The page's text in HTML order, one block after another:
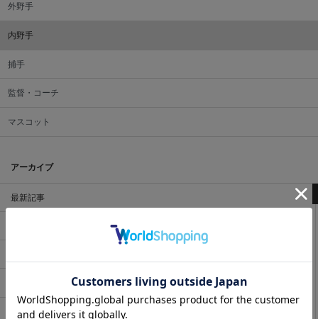
外野手
内野手
捕手
監督・コーチ
マスコット
アーカイブ
最新記事
2026.05 (11)